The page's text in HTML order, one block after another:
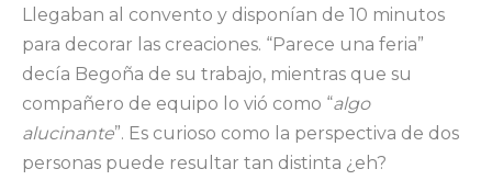
Llegaban al convento y disponían de 10 minutos
para decorar las creaciones. “Parece una feria”
decía Begoña de su trabajo, mientras que su
compañero de equipo lo vió como “algo
alucinante”. Es curioso como la perspectiva de dos
personas puede resultar tan distinta ¿eh?